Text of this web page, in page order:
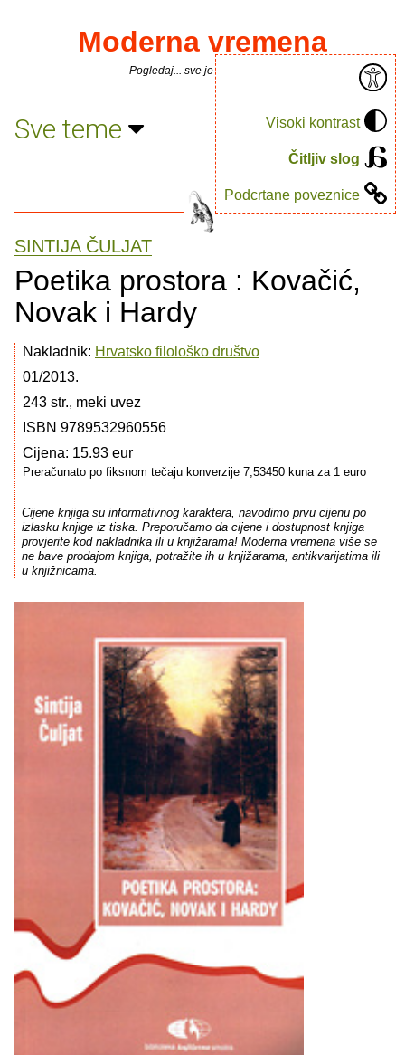
Visoki kontrast
Čitljiv slog
Podcrtane poveznice
Moderna vremena
Pogledaj... sve je puno knjiga.
Sve teme
SINTIJA ČULJAT
Poetika prostora : Kovačić,
Novak i Hardy
Nakladnik: Hrvatsko filološko društvo
01/2013.
243 str., meki uvez
ISBN 9789532960556
Cijena: 15.93 eur
Preračunato po fiksnom tečaju konverzije 7,53450 kuna za 1 euro
Cijene knjiga su informativnog karaktera, navodimo prvu cijenu po
izlasku knjige iz tiska. Preporučamo da cijene i dostupnost knjiga
provjerite kod nakladnika ili u knjižarama! Moderna vremena više se
ne bave prodajom knjiga, potražite ih u knjižarama, antikvarijatima ili
u knjižnicama.